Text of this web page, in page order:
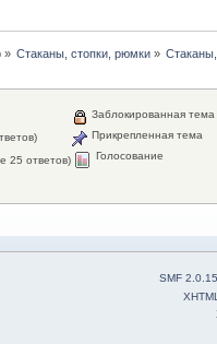
» Стаканы, стопки, рюмки»
25 ответов)
Заблокированная тема
Прикрепленная тема
Голосование
SMF 2.0.15